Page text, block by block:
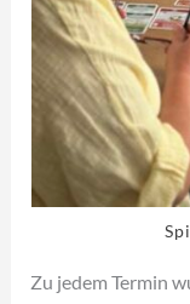
Zu jedem Termin